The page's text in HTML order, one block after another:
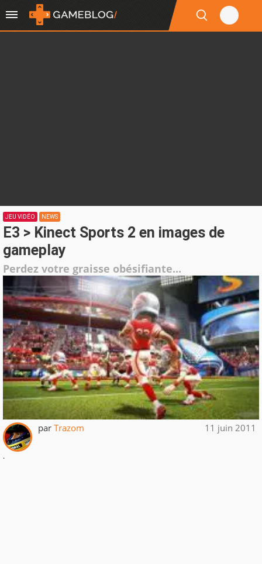
JEU VIDÉO NEWS
E3 > Kinect Sports 2 en images de
gameplay
Perdez votre graisse obésifiante...
par Trazom 11 juin 2011
.